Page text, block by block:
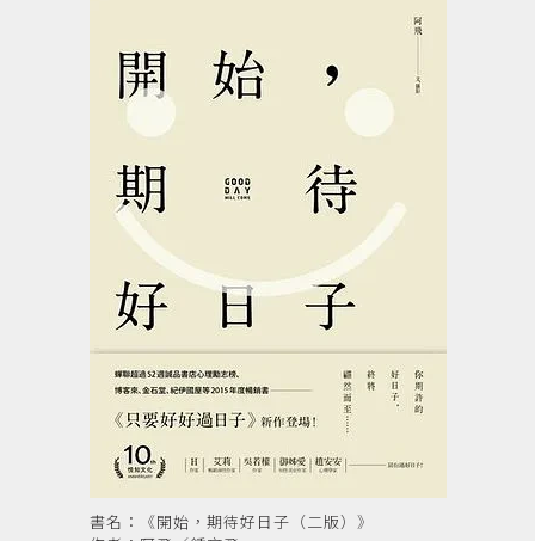
書名：《開始，期待好日子（二版）》